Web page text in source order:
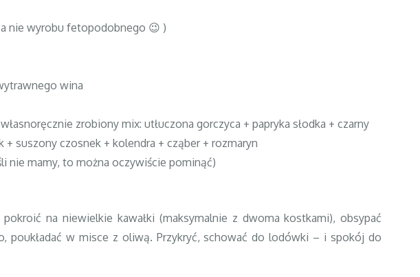
nie wyrobu fetopodobnego 😉 )
wina
zrobiony mix: utłuczona gorczyca + papryka słodka + czarny
+ suszony czosnek + kolendra + cząber + rozmaryn
nie mamy, to można oczywiście pominąć)
pokroić na niewielkie kawałki (maksymalnie z dwoma kostkami), obsypać
poukładać w misce z oliwą. Przykryć, schować do lodówki – i spokój do